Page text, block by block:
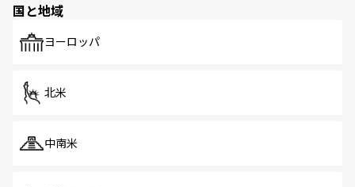
で、ホーカーズは地元の風情を楽しめる外せないスポット
国と地域
ヨーロッパ
北米
中南米